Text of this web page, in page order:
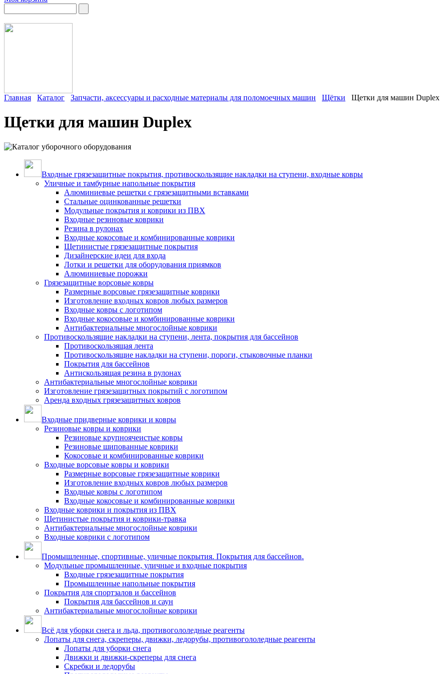
Главная Каталог Запчасти, аксессуары и расходные материалы для поломоечных машин Щётки Щетки для машин Duplex
Щетки для машин Duplex
Входные грязезащитные покрытия, противоскользящие накладки на ступени, входные ковры
Уличные и тамбурные напольные покрытия
Алюминиевые решетки с грязезащитными вставками
Стальные оцинкованные решетки
Модульные покрытия и коврики из ПВХ
Входные резиновые коврики
Резина в рулонах
Входные кокосовые и комбинированные коврики
Щетинистые грязезащитные покрытия
Дизайнерские идеи для входа
Лотки и решетки для оборудования приямков
Алюминиевые порожки
Грязезащитные ворсовые ковры
Размерные ворсовые грязезащитные коврики
Изготовление входных ковров любых размеров
Входные ковры с логотипом
Входные кокосовые и комбинированные коврики
Антибактериальные многослойные коврики
Противоскользящие накладки на ступени, лента, покрытия для бассейнов
Противоскользящая лента
Противоскользящие накладки на ступени, пороги, стыковочные планки
Покрытия для бассейнов
Антискользящая резина в рулонах
Антибактериальные многослойные коврики
Изготовление грязезащитных покрытий с логотипом
Аренда входных грязезащитных ковров
Входные придверные коврики и ковры
Резиновые ковры и коврики
Резиновые крупноячеистые ковры
Резиновые шипованные коврики
Кокосовые и комбинированные коврики
Входные ворсовые ковры и коврики
Размерные ворсовые грязезащитные коврики
Изготовление входных ковров любых размеров
Входные ковры с логотипом
Входные кокосовые и комбинированные коврики
Входные коврики и покрытия из ПВХ
Щетинистые покрытия и коврики-травка
Антибактериальные многослойные коврики
Входные коврики с логотипом
Промышленные, спортивные, уличные покрытия. Покрытия для бассейнов.
Модульные промышленные, уличные и входные покрытия
Входные грязезащитные покрытия
Промышленные напольные покрытия
Покрытия для спортзалов и бассейнов
Покрытия для бассейнов и саун
Антибактериальные многослойные коврики
Всё для уборки снега и льда, противогололедные реагенты
Лопаты для снега, скреперы, движки, ледорубы, противогололедные реагенты
Лопаты для уборки снега
Движки и движки-скреперы для снега
Скребки и ледорубы